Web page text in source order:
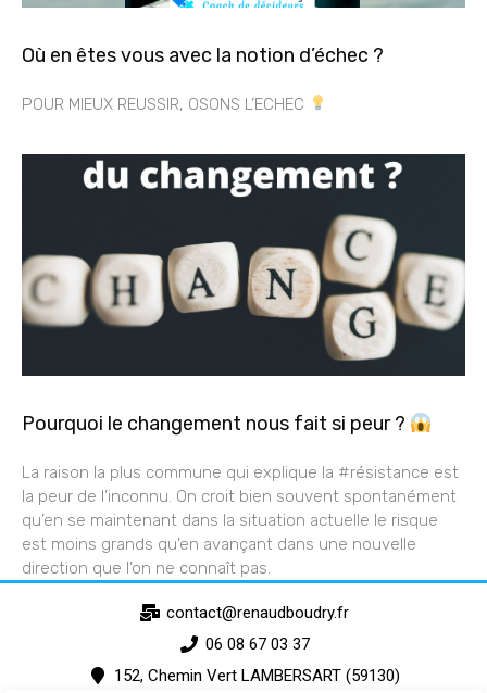
Où en êtes vous avec la notion d’échec ?
POUR MIEUX REUSSIR, OSONS L’ECHEC
Pourquoi le changement nous fait si peur ?
La raison la plus commune qui explique la #résistance est
la peur de l’inconnu. On croit bien souvent spontanément
qu’en se maintenant dans la situation actuelle le risque
est moins grands qu’en avançant dans une nouvelle
direction que l’on ne connaît pas.
contact@renaudboudry.fr
06 08 67 03 37
152, Chemin Vert LAMBERSART (59130)